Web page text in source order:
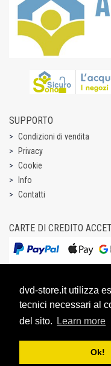
dvd-store.it utilizza
tecnici necessari al
del sito.
Learn more
Ok!
SUPPORTO
Condizioni di vendita
Privacy
Cookie
Info
Contatti
CARTE DI CREDITO